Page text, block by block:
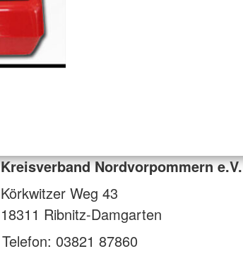
Kreisverband Nordvorpommern e.V.
Körkwitzer Weg 43
18311 Ribnitz-Damgarten
Telefon: 03821 87860